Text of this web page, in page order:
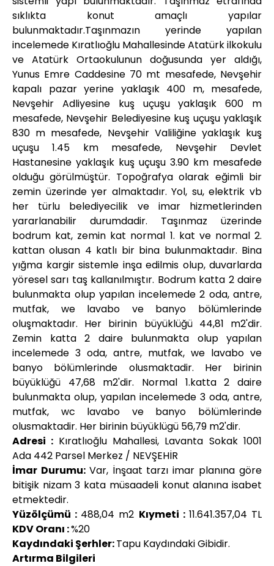
sıklıkta konut amaçlı yapılar
bulunmaktadır.Taşınmazın yerinde yapılan
incelemede Kıratlıoğlu Mahallesinde Atatürk ilkokulu
ve Atatürk Ortaokulunun doğusunda yer aldığı,
Yunus Emre Caddesine 70 mt mesafede, Nevşehir
kapalı pazar yerine yaklaşık 400 m, mesafede,
Nevşehir Adliyesine kuş uçuşu yaklaşık 600 m
mesafede, Nevşehir Belediyesine kuş uçuşu yaklaşık
830 m mesafede, Nevşehir Valiliğine yaklaşık kuş
uçuşu 1.45 km mesafede, Nevşehir Devlet
Hastanesine yaklaşık kuş uçuşu 3.90 km mesafede
olduğu görülmüştür. Topoğrafya olarak eğimli bir
zemin üzerinde yer almaktadır. Yol, su, elektrik vb
her türlu belediyecilik ve imar hizmetlerinden
yararlanabilir durumdadir. Taşınmaz üzerinde
bodrum kat, zemin kat normal 1. kat ve normal 2.
kattan olusan 4 katlı bir bina bulunmaktadır. Bina
yığma kargir sistemle inşa edilmis olup, duvarlarda
yöresel sarı taş kallanılmıştır. Bodrum katta 2 daire
bulunmakta olup yapılan incelemede 2 oda, antre,
mutfak, we lavabo ve banyo bölümlerinde
oluşmaktadır. Her birinin büyüklüğü 44,81 m2'dir.
Zemin katta 2 daire bulunmakta olup yapılan
incelemede 3 oda, antre, mutfak, we lavabo ve
banyo bölümlerinde olusmaktadir. Her birinin
büyüklüğü 47,68 m2'dir. Normal 1.katta 2 daire
bulunmakta olup, yapılan incelemede 3 oda, antre,
mutfak, wc lavabo ve banyo bölümlerinde
olusmaktadir. Her birinin büyüklügü 56,79 m2'dir.
Adresi : Kıratlıoğlu Mahallesi, Lavanta Sokak 1001
Ada 442 Parsel Merkez / NEVŞEHİR
İmar Durumu: Var, İnşaat tarzı imar planına göre
bitişik nizam 3 kata müsaadeli konut alanına isabet
etmektedir.
Yüzölçümü : 488,04 m2 Kıymeti : 11.641.357,04 TL
KDV Oranı :%20
Kaydındaki Şerhler:Tapu Kaydındaki Gibidir.
Artırma Bilgileri